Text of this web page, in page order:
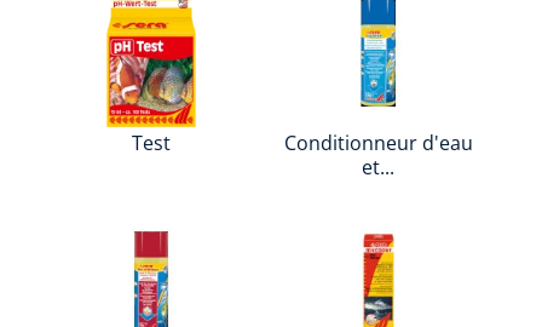
Test
Conditionneur d'eau
et...